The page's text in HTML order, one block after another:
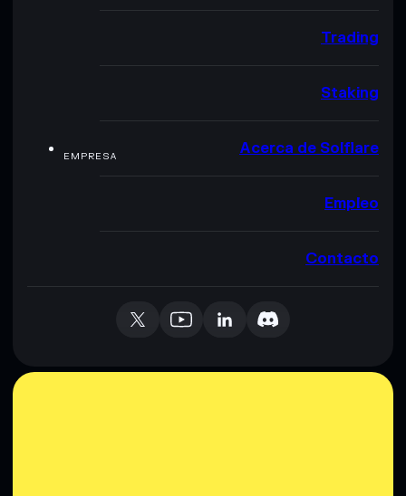
Trading
Staking
EMPRESA Acerca de Solflare
Empleo
Contacto